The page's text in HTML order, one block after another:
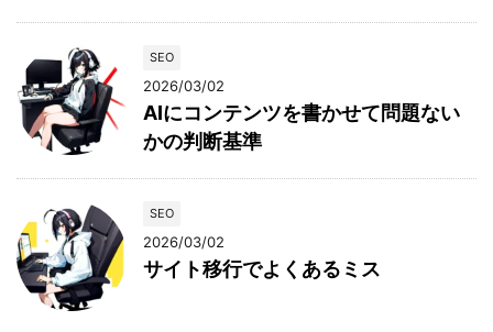
SEO
2026/03/02
AIにコンテンツを書かせて問題ない
かの判断基準
SEO
2026/03/02
サイト移行でよくあるミス